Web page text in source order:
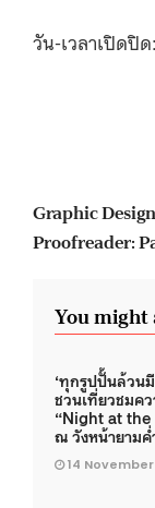
วัน-เวลาเปิดปิ
Graphic
Proofreader:
You
‘ทุกรูปปั้นล้วนมี
ชวนเที่ยวชมค
“Night at the
ณ วังหน้ายาม
14